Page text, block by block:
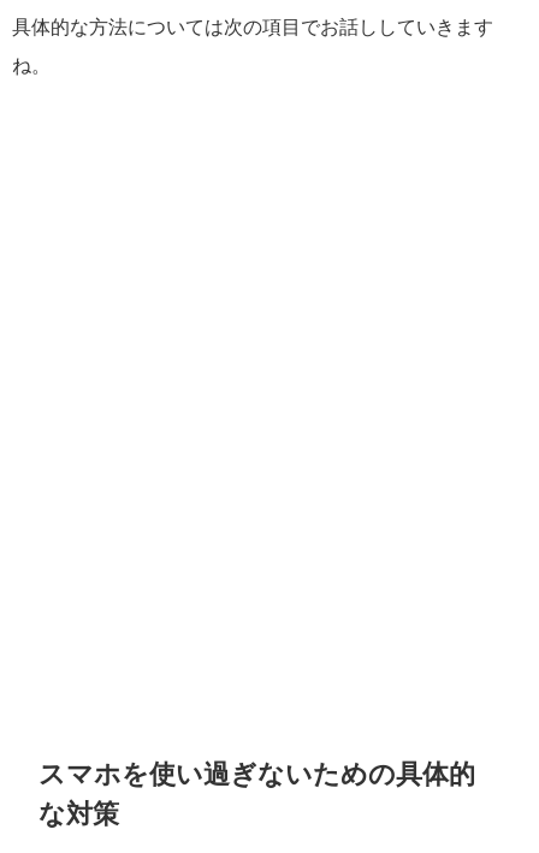
具体的な方法については次の項目でお話ししていきます
ね。
スマホを使い過ぎないための具体的
な対策